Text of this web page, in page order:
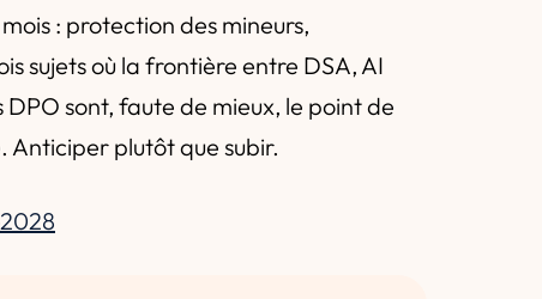
: protection des mineurs,
sujets où la frontière entre DSA, AI
sont, faute de mieux, le point de
plutôt que subir.